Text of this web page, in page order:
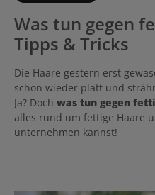
Was tun gegen
Tipps & Tricks
Die Haare gestern erst
schon wieder platt und
Ja? Doch was tun gegen
alles rund um fettige Haare
unternehmen kannst!